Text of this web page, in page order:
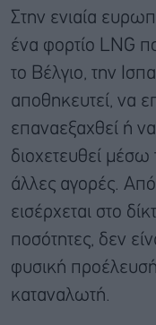
Στην ενιαία
ένα φορτίο LNG
το Βέλγιο, την
αποθηκευτεί, να
επαναεξαχθεί ή
διοχετευθεί
άλλες αγορές. Από
εισέρχεται στο
ποσότητες, δεν
φυσική
καταναλωτή.